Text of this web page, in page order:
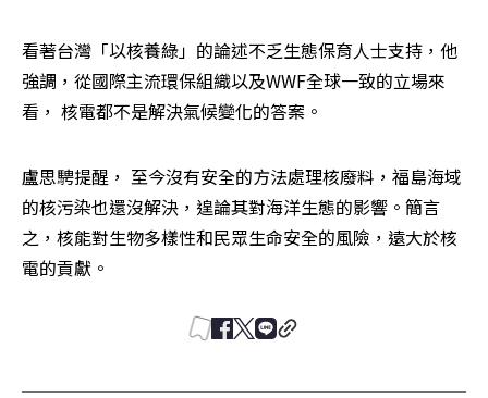
看著台灣「以核養綠」的論述不乏生態保育人士支持，他
強調，從國際主流環保組織以及WWF全球一致的立場來
看， 核電都不是解決氣候變化的答案。
盧思騁提醒， 至今沒有安全的方法處理核廢料，福島海域
的核污染也還沒解決，遑論其對海洋生態的影響。簡言
之，核能對生物多樣性和民眾生命安全的風險，遠大於核
電的貢獻。